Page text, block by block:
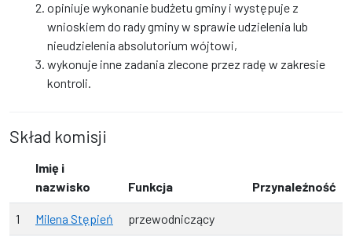
opiniuje wykonanie budżetu gminy i występuje z
wnioskiem do rady gminy w sprawie udzielenia lub
nieudzielenia absolutorium wójtowi,
wykonuje inne zadania zlecone przez radę w zakresie
kontroli.
Skład komisji
Imię i
nazwisko
Funkcja Przynaleźność
1 Milena Stępień przewodniczący